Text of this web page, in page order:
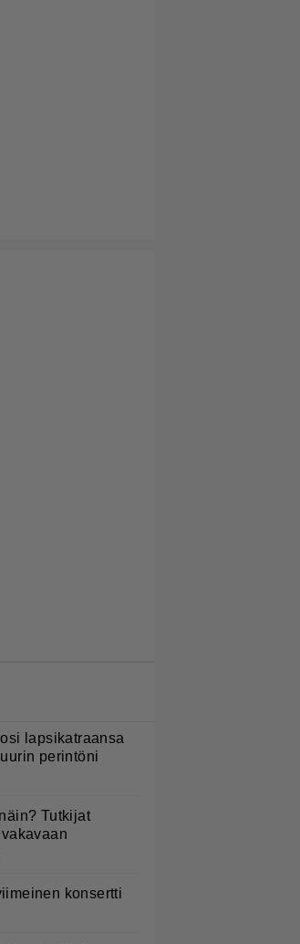
lapsikatraansa
perintöni
Tutkijat
konsertti